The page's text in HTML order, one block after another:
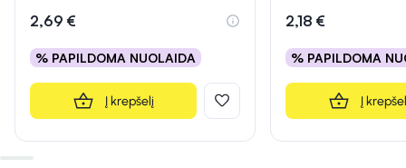
2,69 €
% PAPILDOMA NUOLAIDA
Į krepšelį
2,18 €
% PAPILDOMA
Į